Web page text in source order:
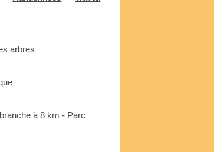
arbres
à 8 km - Parc